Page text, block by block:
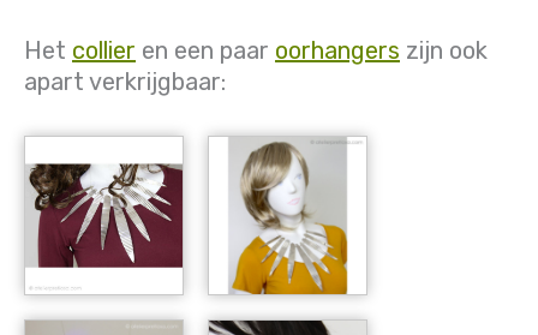
Het collier en een paar oorhangers zijn ook
apart verkrijgbaar: